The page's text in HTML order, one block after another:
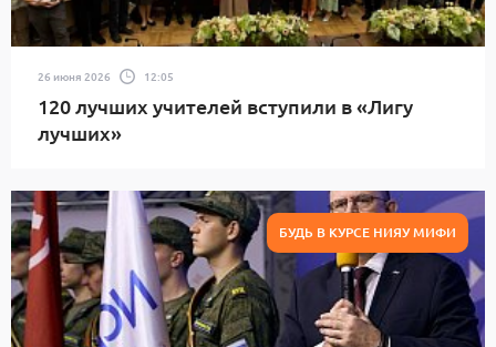
26 июня 2026 12:05
120 лучших учителей вступили в «Лигу
лучших»
БУДЬ В КУРСЕ НИЯУ МИФИ